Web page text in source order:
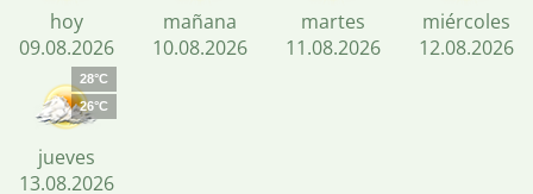
hoy
09.08.2026
mañana
10.08.2026
martes
11.08.2026
miércoles
12.08.2026
28°C
26°C
jueves
13.08.2026